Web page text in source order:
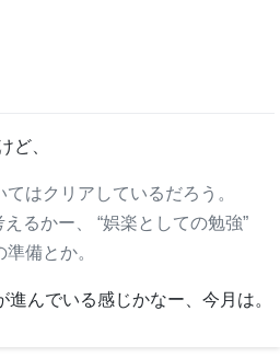
ど、
てはクリアしているだろう。
るかー、 “娯楽としての勉強”
準備とか。
んでいる感じかなー、今月は。